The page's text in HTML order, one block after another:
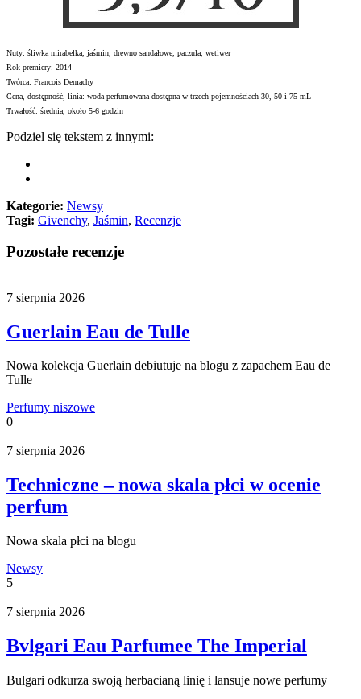
Nuty: śliwka mirabelka, jaśmin, drewno sandałowe, paczula, wetiwer
Rok premiery: 2014
Twórca: Francois Demachy
Cena, dostępność, linia: woda perfumowana dostępna w trzech pojemnościach 30, 50 i 75 mL
Trwałość: średnia, około 5-6 godzin
Podziel się tekstem z innymi:
Kategorie: Newsy
Tagi: Givenchy, Jaśmin, Recenzje
Pozostałe recenzje
7 sierpnia 2026
Guerlain Eau de Tulle
Nowa kolekcja Guerlain debiutuje na blogu z zapachem Eau de
Tulle
Perfumy niszowe
0
7 sierpnia 2026
Techniczne – nowa skala płci w ocenie
perfum
Nowa skala płci na blogu
Newsy
5
7 sierpnia 2026
Bvlgari Eau Parfumee The Imperial
Bulgari odkurza swoją herbacianą linię i lansuje nowe perfumy